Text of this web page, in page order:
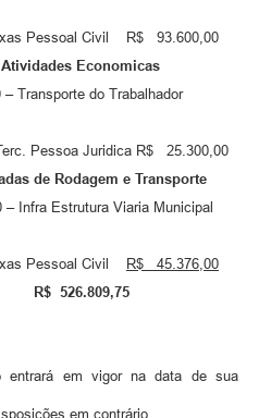
Pessoal Civil R$ 93.600,00
Economicas
Transporte do Trabalhador
Pessoa Juridica R$ 25.300,00
de Rodagem e Transporte
– Infra Estrutura Viaria Municipal
Pessoal Civil R$ 45.376,00
R$ 526.809,75
entrará em vigor na data de sua
em contrário.